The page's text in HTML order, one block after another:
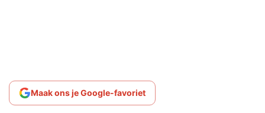
Maak ons je Google-favoriet